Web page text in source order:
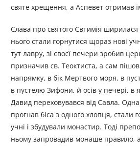
святе хрещення, а Аспевет отримав
Слава про святого Євтимія ширилася
нього стали горнутися щораз нові
тут лавру, зі своєї печери зробив
призначив св. Теоктиста, а сам
напрямку, в бік Мертвого моря, в
в пустелю Зифони, й осів у печері, в
Давид переховувався від Савла.
прогнав біса з одного хлопця, стали
учні і збудували монастир. Тоді
ньому запровадив монаше правило,